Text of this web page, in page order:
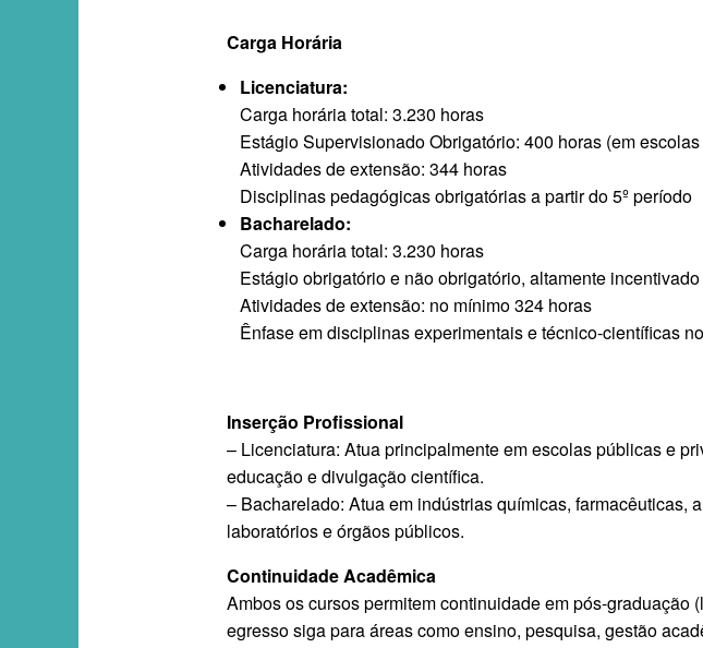
Carga Horária
Licenciatura:
Carga horária total: 3.230 horas
Estágio Supervisionado Obrigatório: 400 horas (em
Atividades de extensão: 344 horas
Disciplinas pedagógicas obrigatórias a partir do 5º período
Bacharelado:
Carga horária total: 3.230 horas
Estágio obrigatório e não obrigatório, altamente
Atividades de extensão: no mínimo 324 horas
Ênfase em disciplinas experimentais e técnico-científicas
Inserção Profissional
– Licenciatura: Atua principalmente em escolas públicas e
educação e divulgação científica.
– Bacharelado: Atua em indústrias químicas,
laboratórios e órgãos públicos.
Continuidade Acadêmica
Ambos os cursos permitem continuidade em pós-
egresso siga para áreas como ensino, pesquisa, gestão